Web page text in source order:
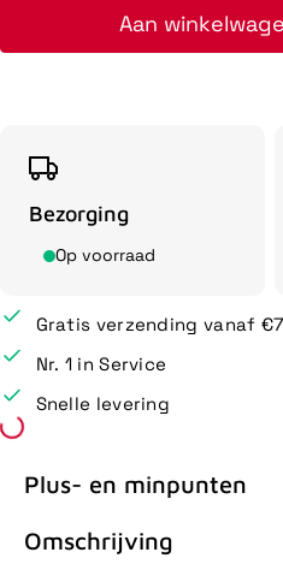
Aan
Bezorging
Op voorraad
Gratis verzending vanaf
Nr. 1 in Service
Snelle levering
Plus- en minpunten
Omschrijving